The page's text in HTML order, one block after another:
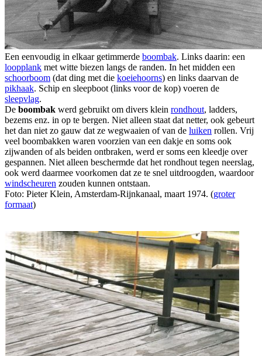
Een eenvoudig in elkaar getimmerde boombak. Links daarin: een
loopplank met witte biezen langs de randen. In het midden een
schoorboom (dat ding met die koeiehoorns) en links daarvan de
pikhaak. Schip en sleepboot (links voor de kop) voeren de
sleepvlag.
De boombak werd gebruikt om divers klein rondhout, ladders,
bezems enz. in op te bergen. Niet alleen staat dat netter, ook gebeurt
het dan niet zo gauw dat ze wegwaaien of van de luiken rollen. Vrij
veel boombakken waren voorzien van een dakje en soms ook
zijwanden of als beiden ontbraken, werd er soms een kleedje over
gespannen. Niet alleen beschermde dat het rondhout tegen neerslag,
ook werd daarmee voorkomen dat ze te snel uitdroogden, waardoor
windscheuren zouden kunnen ontstaan.
Foto: Pieter Klein, Amsterdam-Rijnkanaal, maart 1974. (groter
formaat)